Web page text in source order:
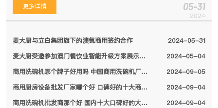
更多详情 05-31
2024
麦大厨与立白集团旗下的澳氪商用签约合作
2024-05-31
麦大厨受邀参加澳门餐饮业智能升级方案展示会，备受特区领导关注
2024-05-04
商用洗碗机哪个牌子好用吗 中国商用洗碗机厂家排名前十名单2024
2024-09-05
商用厨房设备批发厂家哪个好 口碑好的十大商用厨房设备厂家名单2024
2024-09-04
商用洗碗机批发商那个好 国内十大口碑好的大型商用洗碗机厂家名单2024
2024-09-04